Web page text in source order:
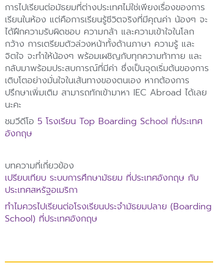
การไปเรียนต่อมัธยมที่ต่างประเทศไม่ใช่เพียงเรื่องของการ
เรียนในห้อง แต่คือการเรียนรู้ชีวิตจริงที่มีคุณค่า น้องๆ จะ
ได้ฝึกความรับผิดชอบ ความกล้า และความเข้าใจในโลก
กว้าง การเตรียมตัวล่วงหน้าทั้งด้านภาษา ความรู้ และ
จิตใจ จะทำให้น้องๆ พร้อมเผชิญกับทุกความท้าทาย และ
กลับมาพร้อมประสบการณ์ที่มีค่า ซึ่งเป็นจุดเริ่มต้นของการ
เติบโตอย่างมั่นใจในเส้นทางของตนเอง หากต้องการ
ปรึกษาเพิ่มเติม สามารถทักเข้ามาหา IEC Abroad ได้เลย
นะคะ
ชมวีดีโอ 5 โรงเรียน Top Boarding School ที่ประเทศ
อังกฤษ
บทความที่เกี่ยวข้อง
เปรียบเทียบ ระบบการศึกษามัธยม ที่ประเทศอังกฤษ กับ
ประเทศสหรัฐอเมริกา
ทำไมควรไปเรียนต่อโรงเรียนประจำมัธยมปลาย (Boarding
School) ที่ประเทศอังกฤษ